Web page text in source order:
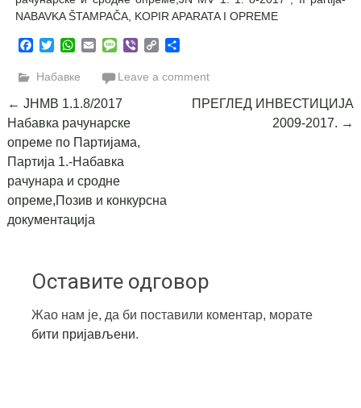
NABAVKA ŠTAMPAČA, KOPIR APARATA I OPREME
Facebook
TwitterWhatsApp
EmailMessage
ViberCopy
Набавке Leave a comment
Post
navigation
← ЈНМВ 1.1.8/2017
Набавка рачунарске
опреме по Партијама,
Партија 1.-Набавка
рачунара и сродне
опреме,Позив и конкурсна
документација
ПРЕГЛЕД ИНВЕСТИЦИЈА
2009-2017. →
Оставите одговор
Жао нам је, да би поставили коментар, морате
бити пријављени.